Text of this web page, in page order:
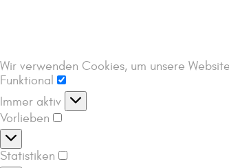
Wir verwenden Cookies, um unsere
Funktional
Immer aktiv
Vorlieben
Statistiken